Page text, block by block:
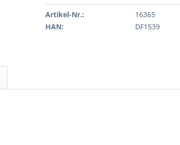
Artikel-Nr.:
16365
HAN:
DF1539